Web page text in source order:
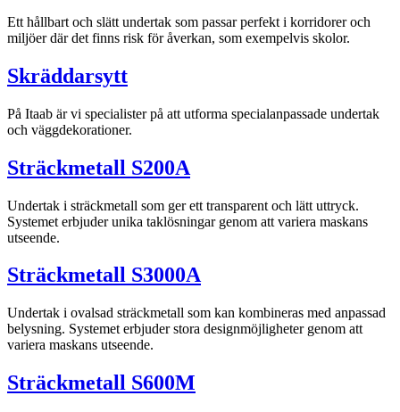
Ett hållbart och slätt undertak som passar perfekt i korridorer och
miljöer där det finns risk för åverkan, som exempelvis skolor.
Skräddarsytt
På Itaab är vi specialister på att utforma specialanpassade undertak
och väggdekorationer.
Sträckmetall S200A
Undertak i sträckmetall som ger ett transparent och lätt uttryck.
Systemet erbjuder unika taklösningar genom att variera maskans
utseende.
Sträckmetall S3000A
Undertak i ovalsad sträckmetall som kan kombineras med anpassad
belysning. Systemet erbjuder stora designmöjligheter genom att
variera maskans utseende.
Sträckmetall S600M